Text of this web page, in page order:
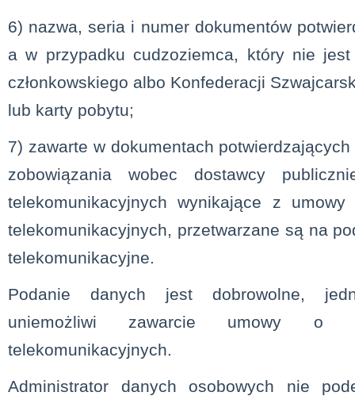
6) nazwa, seria i numer dokumentów
a w przypadku cudzoziemca, który nie jest
członkowskiego albo Konfederacji
lub karty pobytu;
7) zawarte w dokumentach
zobowiązania wobec dostawcy
telekomunikacyjnych wynikające z umowy
telekomunikacyjnych, przetwarzane są na
telekomunikacyjne.
Podanie danych jest dobrowolne,
uniemożliwi zawarcie umowy o
telekomunikacyjnych.
Administrator danych osobowych nie